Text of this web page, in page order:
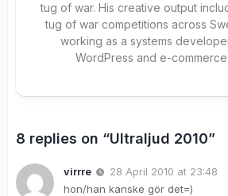
tug of war. His creative output
tug of war competitions across
working as a systems
WordPress and e-
8 replies on “Ultraljud 2010”
virrre
28 April 2010 at 23:48
hon/han kanske gör det=)